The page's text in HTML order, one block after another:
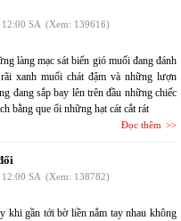
12:00 SA (Xem: 139616)
làng mạc sát biển gió muối đang đánh
xanh muối chát đậm và những lượn
đang sắp bay lên trên đầu những chiếc
bằng que ổi những hạt cát cắt rát
Đọc thêm
12:00 SA (Xem: 138782)
khi gần tới bờ liền nắm tay nhau không